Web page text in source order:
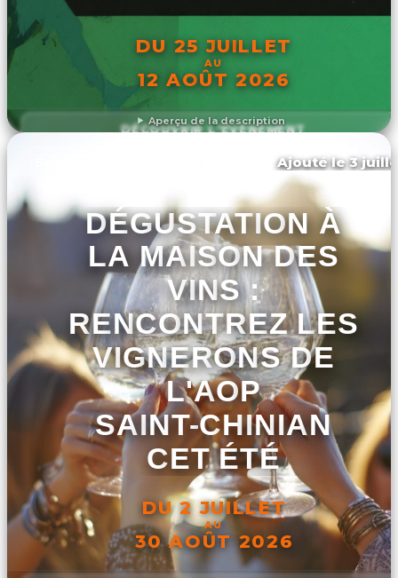
Aperçu de la description
DU 25 JUILLET
AU
12 AOÛT 2026
DÉCOUVRIR L'ÉVÉNEMENT
Ajouté le 3
DÉGUSTATION À
LA MAISON DES
VINS :
RENCONTREZ LES
VIGNERONS DE
L'AOP
SAINT-CHINIAN
CET ÉTÉ
DU 2 JUILLET
AU
30 AOÛT 2026